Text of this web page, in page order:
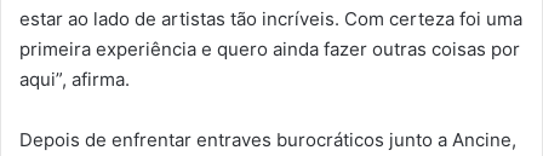
estar ao lado de artistas tão incríveis. Com certeza foi uma
primeira experiência e quero ainda fazer outras coisas por
aqui”, afirma.
Depois de enfrentar entraves burocráticos junto a Ancine,